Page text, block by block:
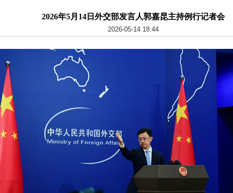
2026年5月14日外交部发言人郭嘉昆主持例行记者会
2026-05-14 18:44